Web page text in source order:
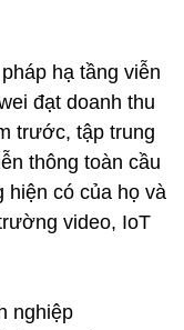
hạ tầng viễn
đạt doanh thu
trước, tập trung
thông toàn cầu
hiện có của họ và
video, IoT
nghiệp